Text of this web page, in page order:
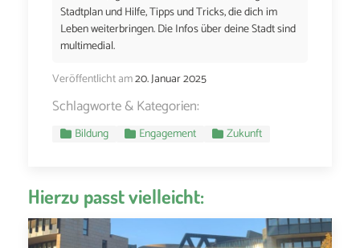
Stadtplan und Hilfe, Tipps und Tricks, die dich im
Leben weiterbringen. Die Infos über deine Stadt sind
multimedial.
Veröffentlicht am20. Januar 2025
Schlagworte & Kategorien:
Bildung Engagement Zukunft
Hierzu passt vielleicht: